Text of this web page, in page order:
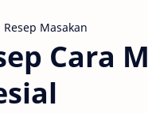
Resep Masakan
Cara